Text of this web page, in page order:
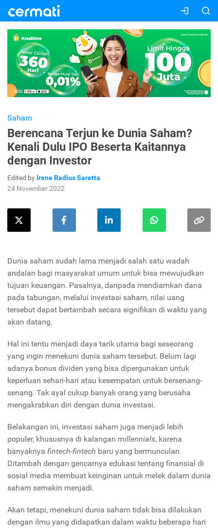
Saham
Berencana Terjun ke Dunia Saham?
Kenali Dulu IPO Beserta Kaitannya
dengan Investor
Edited by Irene Radius Saretta
24 November 2022
Dunia saham sudah lama menjadi salah satu wadah
andalan bagi masyarakat umum untuk bisa mewujudkan
tujuan keuangan. Pasalnya, daripada mendiamkan dana
pada tabungan, melalui investasi saham, nilai uang
tersebut dapat bertambah secara signifikan di waktu yang
akan datang.
Hal ini tentu menjadi daya tarik utama bagi seseorang
yang ingin menekuni dunia saham tersebut. Belum lagi
adanya bonus dividen yang bisa dipergunakan untuk
keperluan sehari-hari atau kesempatan untuk bersenang-
senang. Tak ayal cukup banyak orang yang berusaha
mengakrabkan diri dengan dunia investasi.
Belakangan ini, investasi saham juga menjadi lebih
populer, khususnya di kalangan millennials, karena
banyaknya fintech-fintech baru yang bermunculan.
Ditambah dengan gencarnya edukasi tentang finansial di
sosial media membuat keinginan untuk melek dalam dunia
saham semakin menjadi.
Akan tetapi, menekuni dunia saham tidak bisa dilakukan
dengan ilmu yang didapatkan dalam waktu beberapa hari